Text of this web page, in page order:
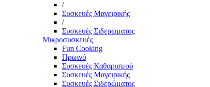
/
Συσκευές Μαγειρικής
/
Συσκευές Σιδερώματος
Μικροσυσκευές
Fun Cooking
Πρωινό
Συσκευές Καθαρισμού
Συσκευές Μαγειρικής
Συσκευές Σιδερώματος